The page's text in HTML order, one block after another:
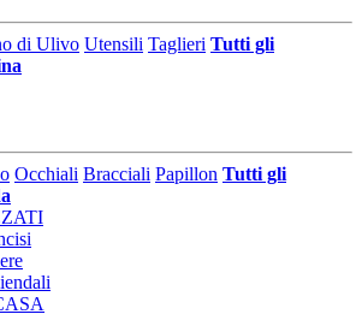
di Ulivo Utensili Taglieri Tutti gli
Occhiali Bracciali Papillon Tutti gli